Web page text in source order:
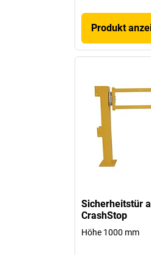
Produkt
Sicherheitstür
CrashStop
Höhe 1000 mm